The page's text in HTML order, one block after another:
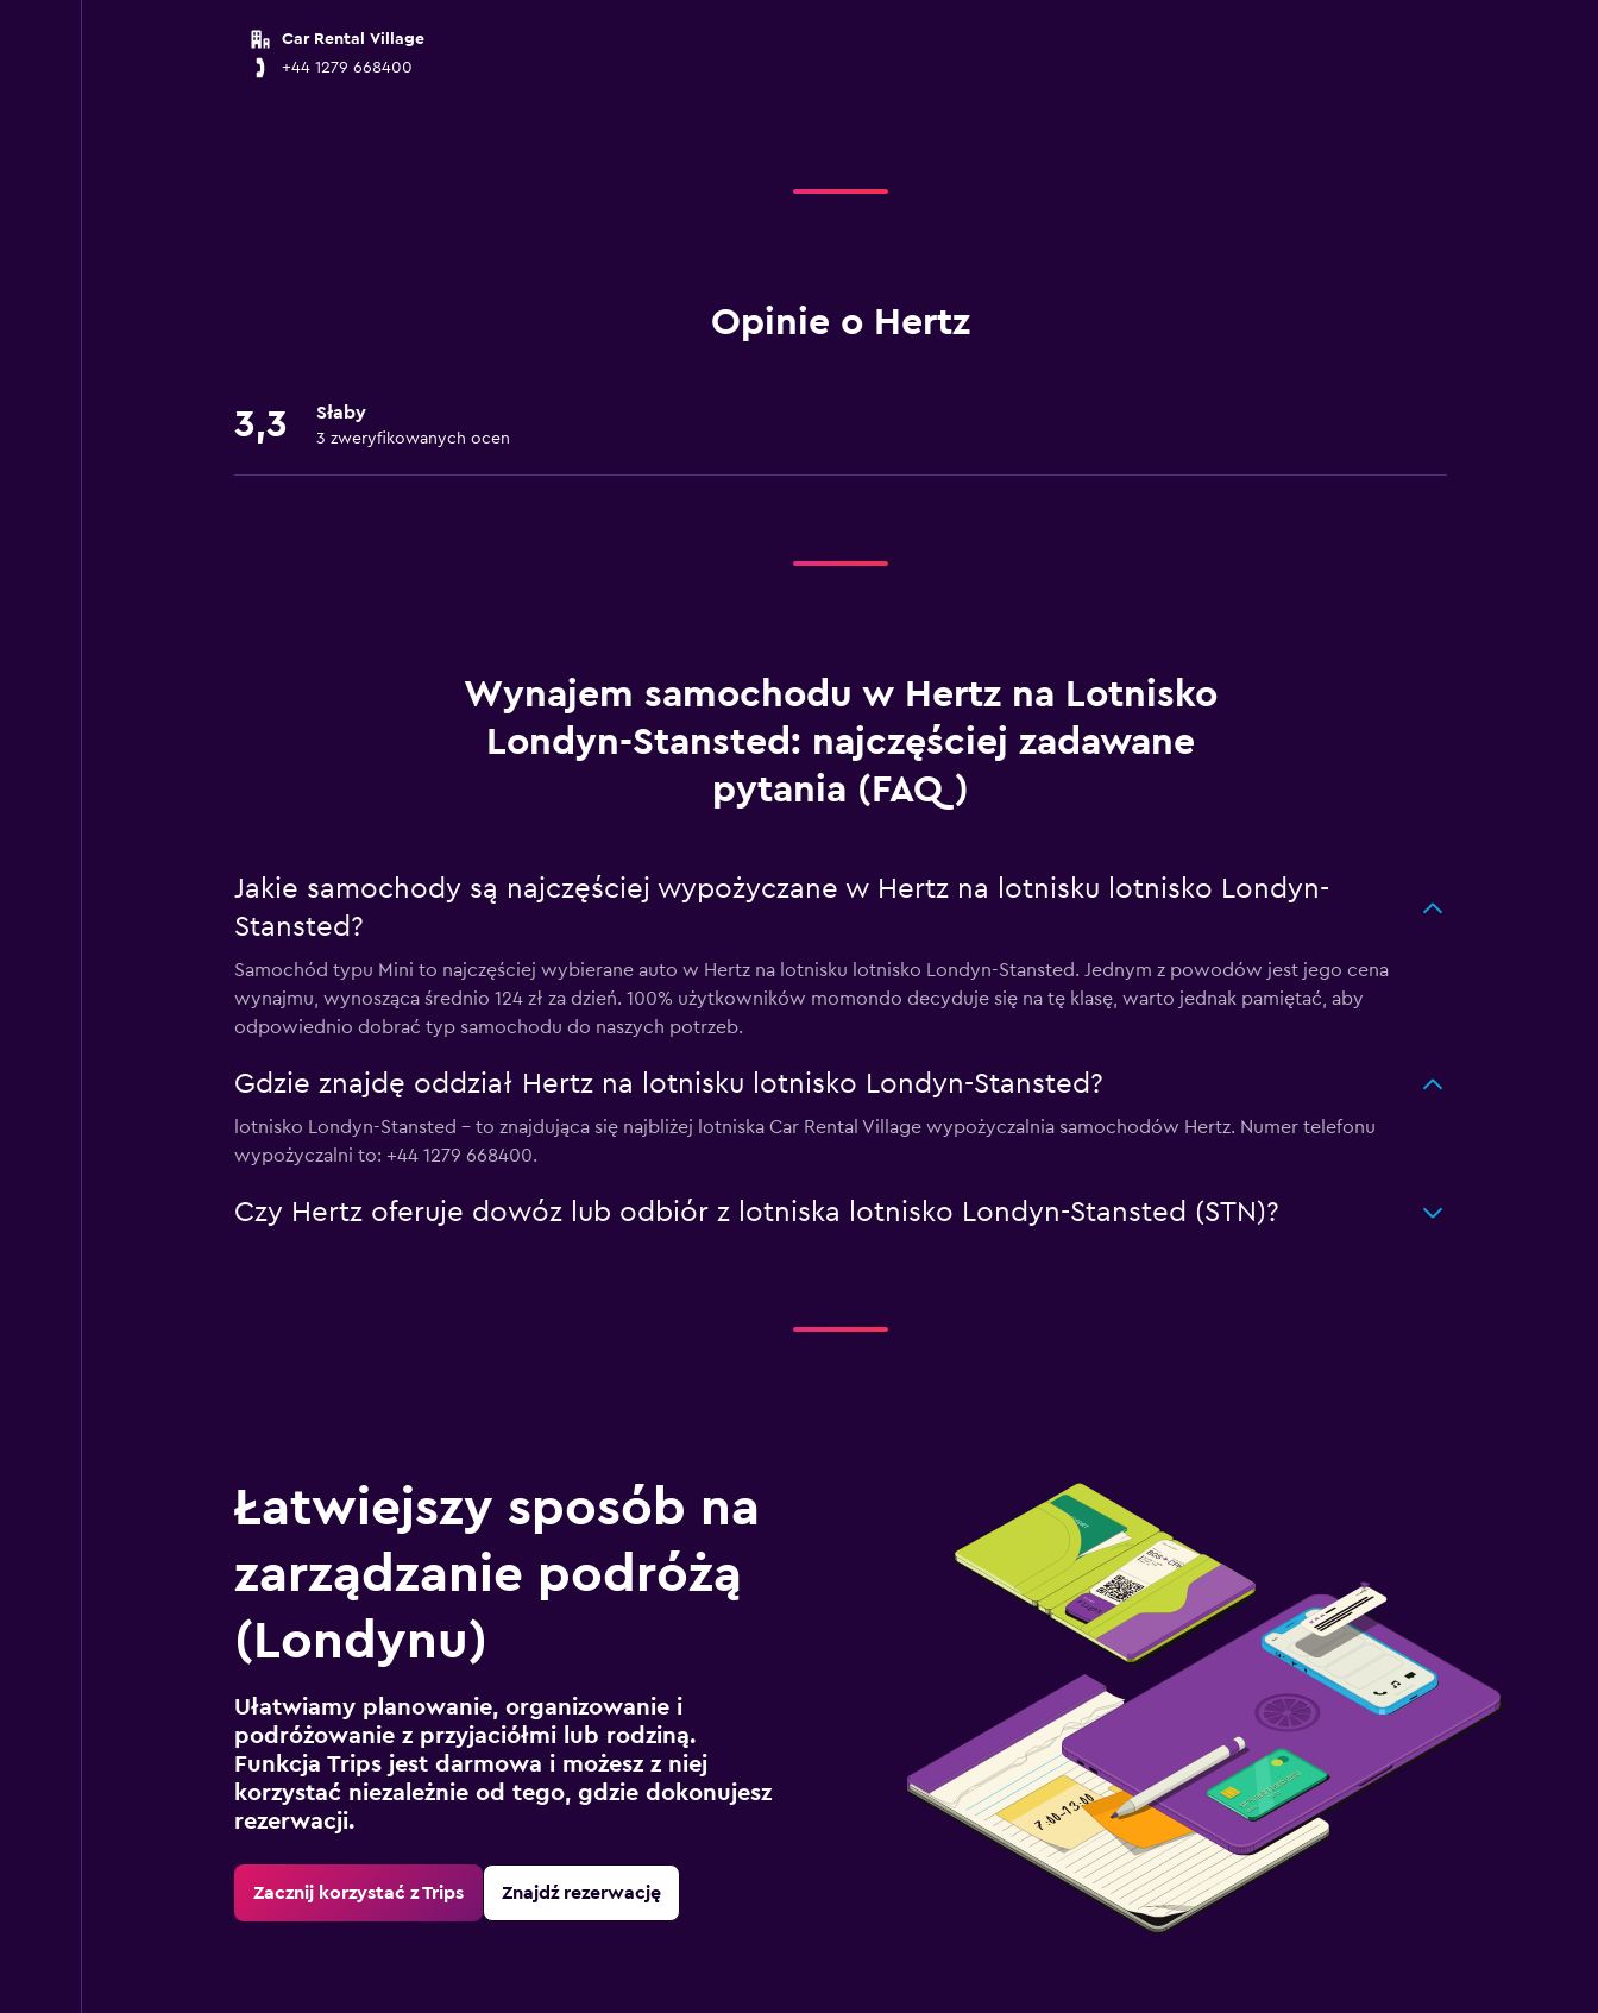
Car Rental Village
+44 1279 668400
Opinie o Hertz
3,3 Słaby
3 zweryfikowanych ocen
Wynajem samochodu w Hertz na Lotnisko
Londyn-Stansted: najczęściej zadawane
pytania (FAQ)
Jakie samochody są najczęściej wypożyczane w Hertz na lotnisku lotnisko Londyn-
Stansted?
Samochód typu Mini to najczęściej wybierane auto w Hertz na lotnisku lotnisko Londyn-Stansted. Jednym z powodów jest jego cena
wynajmu, wynosząca średnio 124 zł za dzień. 100% użytkowników momondo decyduje się na tę klasę, warto jednak pamiętać, aby
odpowiednio dobrać typ samochodu do naszych potrzeb.
Gdzie znajdę oddział Hertz na lotnisku lotnisko Londyn-Stansted?
lotnisko Londyn-Stansted – to znajdująca się najbliżej lotniska Car Rental Village wypożyczalnia samochodów Hertz. Numer telefonu
wypożyczalni to: +44 1279 668400.
Czy Hertz oferuje dowóz lub odbiór z lotniska lotnisko Londyn-Stansted (STN)?
Łatwiejszy sposób na
zarządzanie podróżą
(Londynu)
Ułatwiamy planowanie, organizowanie i
podróżowanie z przyjaciółmi lub rodziną.
Funkcja Trips jest darmowa i możesz z niej
korzystać niezależnie od tego, gdzie dokonujesz
rezerwacji.
Zacznij korzystać z Trips Znajdź rezerwację